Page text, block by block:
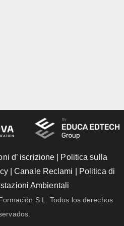
d’ iscrizione
Politica sulla
|Canale Reclami
Politica di
Ambientali
S.L. Todos los derechos